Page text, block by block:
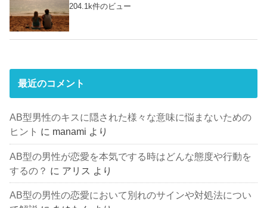
204.1k件のビュー
最近のコメント
AB型男性のキスに隠された様々な意味に悩まないための
ヒント に manami より
AB型の男性が恋愛を本気でする時はどんな態度や行動を
するの？ に アリス より
AB型の男性の恋愛において別れのサインや対処法につい